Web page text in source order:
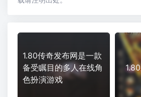
1.80传奇发布网是一款
备受瞩目的多人在线角
色扮演游戏